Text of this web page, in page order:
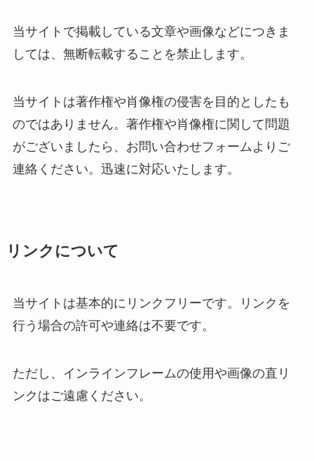
当サイトで掲載している文章や画像などにつきま
しては、無断転載することを禁止します。
当サイトは著作権や肖像権の侵害を目的としたも
のではありません。著作権や肖像権に関して問題
がございましたら、お問い合わせフォームよりご
連絡ください。迅速に対応いたします。
リンクについて
当サイトは基本的にリンクフリーです。リンクを
行う場合の許可や連絡は不要です。
ただし、インラインフレームの使用や画像の直リ
ンクはご遠慮ください。